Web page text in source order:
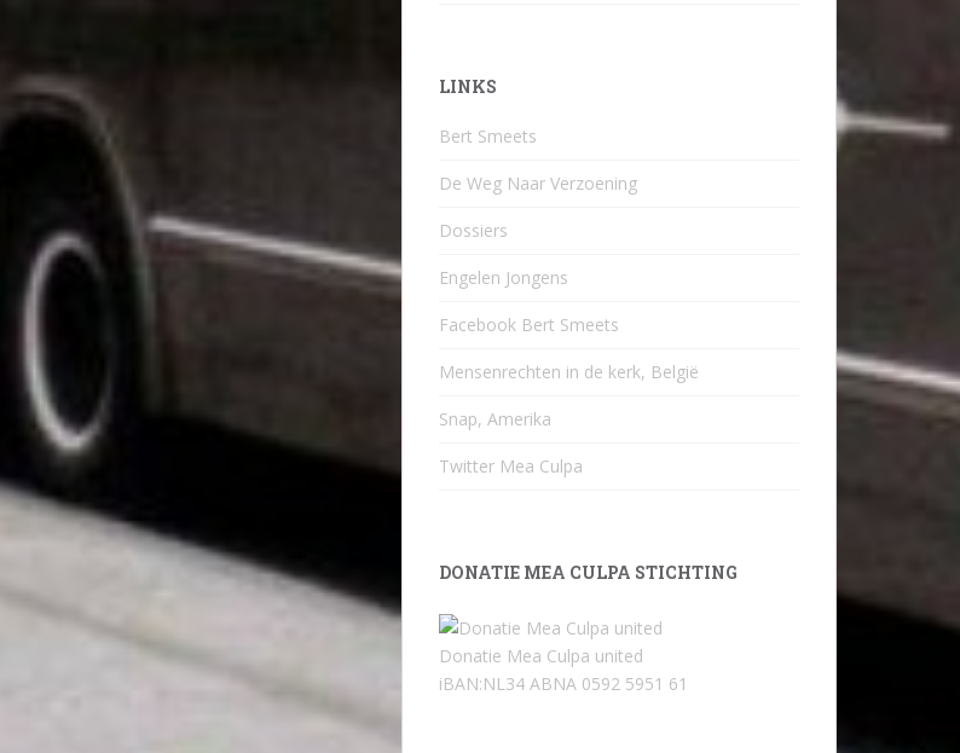
LINKS
Bert Smeets
De Weg Naar Verzoening
Dossiers
Engelen Jongens
Facebook Bert Smeets
Mensenrechten in de kerk, België
Snap, Amerika
Twitter Mea Culpa
DONATIE MEA CULPA STICHTING
Donatie Mea Culpa united
iBAN:NL34 ABNA 0592 5951 61